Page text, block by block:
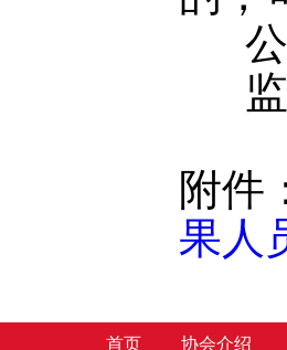
公
监
附件
果人
首页 协会介绍